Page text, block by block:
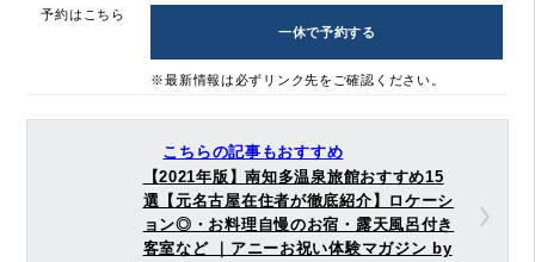
予約はこちら
一休で予約する
※最新情報は必ずリンク先をご確認ください。
こちらの記事もおすすめ
【2021年版】南知多温泉旅館おすすめ15
選【元名古屋在住者が徹底紹介】ロケーシ
ョン◎・お料理自慢のお宿・露天風呂付き
客室など ｜アニーお祝い体験マガジン by